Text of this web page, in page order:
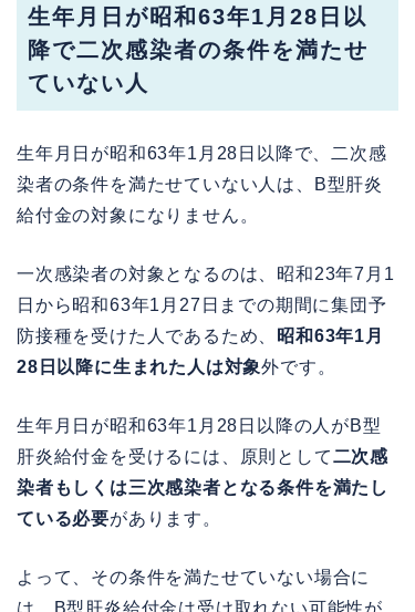
生年月日が昭和63年1月28日以
降で二次感染者の条件を満たせ
ていない人
生年月日が昭和63年1月28日以降で、二次感
染者の条件を満たせていない人は、B型肝炎
給付金の対象になりません。
一次感染者の対象となるのは、昭和23年7月1
日から昭和63年1月27日までの期間に集団予
防接種を受けた人であるため、
昭和63年1月
28日以降に生まれた人は対象外です。
生年月日が昭和63年1月28日以降の人がB型
肝炎給付金を受けるには、原則として二次感
染者もしくは三次感染者となる条件を満たし
ている必要があります。
よって、その条件を満たせていない場合に